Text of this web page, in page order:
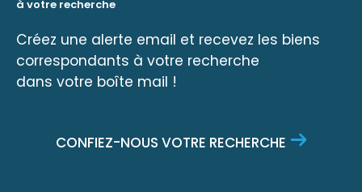
à votre recherche
Créez une alerte email et recevez les biens
correspondants à votre recherche
dans votre boîte mail !
CONFIEZ-NOUS VOTRE RECHERCHE